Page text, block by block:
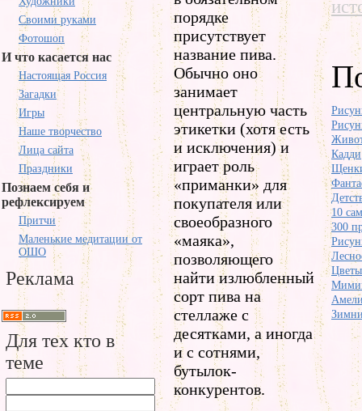
Своими руками
Фотошоп
И что касается нас
Настоящая Россия
Загадки
Игры
Наше творчество
Лица сайта
Праздники
Познаем себя и
рефлексируем
Притчи
Маленькие медитации от
ОШО
Реклама
Для тех кто в
теме
порядке
присутствует
название пива.
Обычно оно
занимает
центральную часть
этикетки (хотя есть
и исключения) и
играет роль
«приманки» для
покупателя или
своеобразного
«маяка»,
позволяющего
найти излюбленный
сорт пива на
стеллаже с
десятками, а иногда
и с сотнями,
бутылок-
конкурентов.
Кадди
10
300